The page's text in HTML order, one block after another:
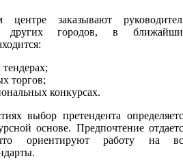
заказывают
других городов, в
торгов;
конкурсах.
выбор претендента
основе. Предпочтение
ориентируют работу на